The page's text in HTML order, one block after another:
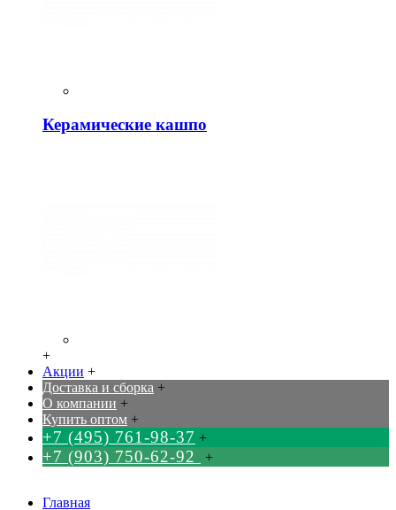
Керамические кашпо
+
Акции +
Доставка и сборка +
О компании +
Купить оптом +
+7 (495) 761-98-37 +
+7 (903) 750-62-92 +
Главная